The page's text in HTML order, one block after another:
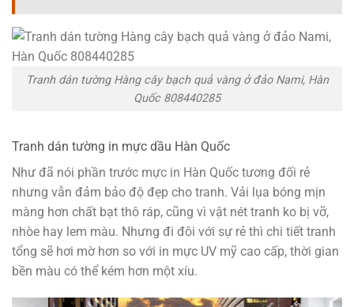
Tranh dán tường Hàng cây bạch quả vàng ở đảo Nami, Hàn
Quốc 808440285
Tranh dán tường in mực dầu Hàn Quốc
Như đã nói phần trước mực in Hàn Quốc tương đối rẻ
nhưng vẫn đảm bảo độ đẹp cho tranh. Vải lụa bóng mịn
màng hơn chất bạt thô ráp, cũng vì vật nét tranh ko bị vỡ,
nhòe hay lem màu. Nhưng đi đôi với sự rẻ thì chi tiết tranh
tổng sẽ hơi mờ hơn so với in mực UV mỹ cao cấp, thời gian
bền màu có thể kém hơn một xíu.